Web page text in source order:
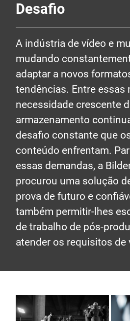
Desafio
A indústria de vídeo e
mudando
adaptar a novos
tendências. Entre essas
necessidade crescente
armazenamento
desafio constante que
conteúdo enfrentam.
essas demandas, a
procurou uma solução
prova de futuro e
também permitir-lhes
de trabalho de pós-
atender os requisitos de